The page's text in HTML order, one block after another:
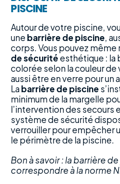
PISCINE
Autour de votre piscine,
une barrière de piscine,
corps. Vous pouvez même
de sécurité esthétique : la
colorée selon la couleur
aussi être en verre pour un
Labarrière de piscine
minimum de la margelle
l’intervention des secours
système de sécurité
verrouiller pour empêcher
le périmètre de la piscine.
Bon à savoir : la barrière
correspondre à la norme